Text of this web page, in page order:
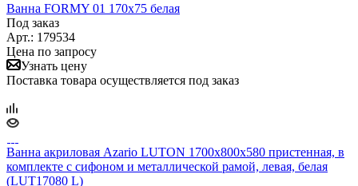
Ванна FORMY 01 170x75 белая
Под заказ
Арт.: 179534
Цена по запросу
Узнать цену
Поставка товара осуществляется под заказ
Ванна акриловая Azario LUTON 1700x800x580 пристенная, в
комплекте с сифоном и металлической рамой, левая, белая
(LUT17080 L)